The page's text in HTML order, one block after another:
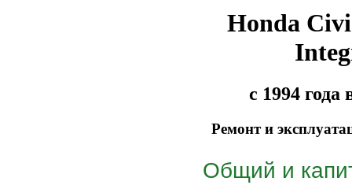
Honda
с 1994 года
Ремонт и
Общий и